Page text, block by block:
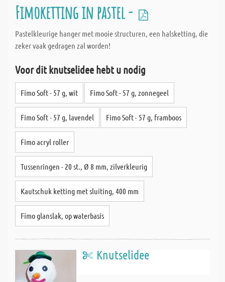
Fimoketting in pastel -
Pastelkleurige hanger met mooie structuren, een halsketting, die
zeker vaak gedragen zal worden!
Voor dit knutselidee hebt u nodig
Fimo Soft - 57 g, wit Fimo Soft - 57 g, zonnegeel
Fimo Soft - 57 g, lavendel Fimo Soft - 57 g, framboos
Fimo acryl roller
Tussenringen - 20 st., Ø 8 mm, zilverkleurig
Kautschuk ketting met sluiting, 400 mm
Fimo glanslak, op waterbasis
Knutselidee